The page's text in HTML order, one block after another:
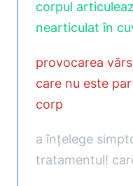
corpul
nearticulat în
provocarea
care nu este
corp
a înțelege
tratamentul!